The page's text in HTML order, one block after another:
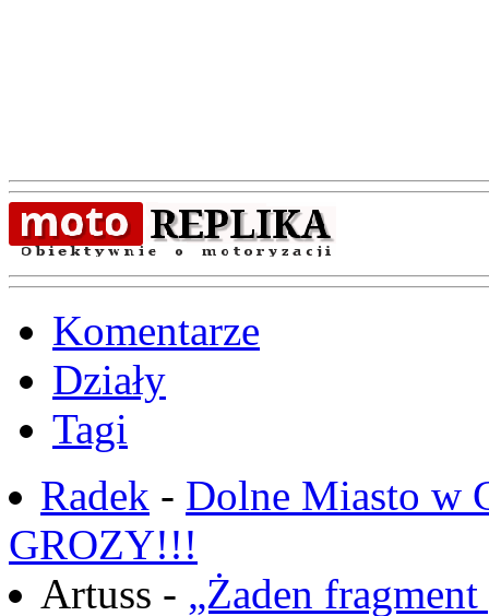
Komentarze
Działy
Tagi
Radek - Dolne Miasto w
GROZY!!!
Artuss - „Żaden